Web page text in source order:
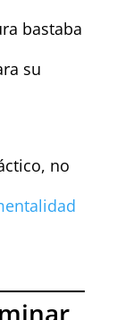
bastaba
su
no